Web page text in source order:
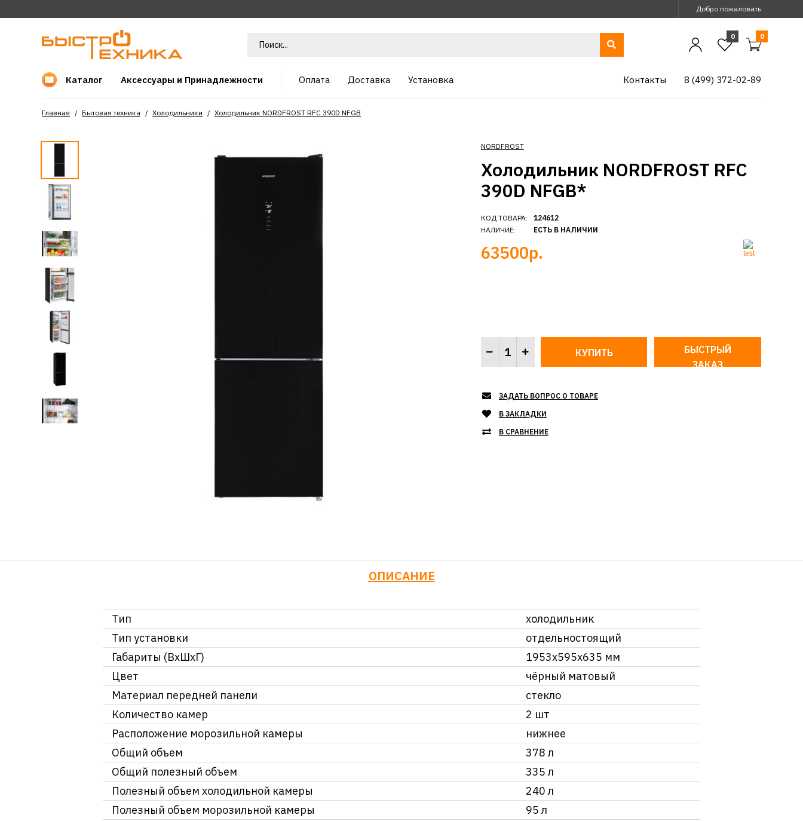
Добро пожаловать
0 0
Каталог Аксессуары и Принадлежности Оплата Доставка 8 (499) 372-02-89
Контакты
Установка
Главная Бытовая техника Холодильники Холодильник NORDFROST RFC 390D NFGB
NORDFROST
Холодильник NORDFROST RFC
390D NFGB*
КОД ТОВАРА:
НАЛИЧИЕ:
124612
ЕСТЬ В НАЛИЧИИ
63500р.
БЫСТРЫЙ
ЗАКАЗ
ЗАДАТЬ ВОПРОС О ТОВАРЕ
В ЗАКЛАДКИ
В СРАВНЕНИЕ
ОПИСАНИЕ
Тип
холодильник
Тип установки
отдельностоящий
Габариты (ВхШхГ)
1953х595х635 мм
Цвет
чёрный матовый
Материал передней панели
стекло
Количество камер
2 шт
Расположение морозильной камеры
нижнее
Общий объем
378 л
Общий полезный объем
335 л
Полезный объем холодильной камеры
240 л
Полезный объем морозильной камеры
95 л